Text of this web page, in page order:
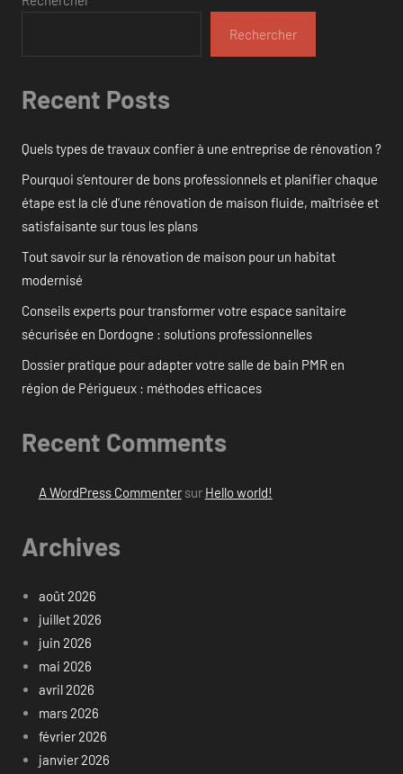
Rechercher
Recent Posts
Quels types de travaux confier à une entreprise de rénovation ?
Pourquoi s’entourer de bons professionnels et planifier chaque
étape est la clé d’une rénovation de maison fluide, maîtrisée et
satisfaisante sur tous les plans
Tout savoir sur la rénovation de maison pour un habitat
modernisé
Conseils experts pour transformer votre espace sanitaire
sécurisée en Dordogne : solutions professionnelles
Dossier pratique pour adapter votre salle de bain PMR en
région de Périgueux : méthodes efficaces
Recent Comments
A WordPress Commentersur Hello world!
Archives
août 2026
juillet 2026
juin 2026
mai 2026
avril 2026
mars 2026
février 2026
janvier 2026